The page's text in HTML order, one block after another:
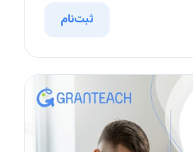
ثبت‌نام